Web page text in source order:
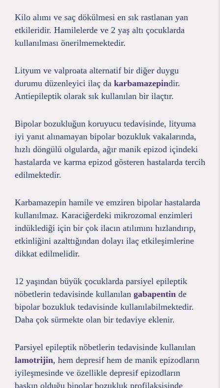
Kilo alımı ve saç dökülmesi en sık rastlanan yan
etkileridir. Hamilelerde ve 2 yaş altı çocuklarda
kullanılması önerilmemektedir.
Lityum ve valproata alternatif bir diğer duygu
durumu düzenleyici ilaç da karbamazepindir.
Antiepileptik olarak sık kullanılan bir ilaçtır.
Bipolar bozukluğun koruyucu tedavisinde, lityuma
iyi yanıt alınamayan bipolar bozukluk vakalarında,
hızlı döngülü olgularda, ağır manik epizod içindeki
hastalarda ve karma epizod gösteren hastalarda tercih
edilmektedir.
Karbamazepin hamile ve emziren bipolar hastalarda
kullanılmaz. Karaciğerdeki mikrozomal enzimleri
indüklediği için bir çok ilacın atılımını hızlandırıp,
etkinliğini azalttığından dolayı ilaç etkileşimlerine
dikkat edilmelidir.
12 yaşından büyük çocuklarda parsiyel epileptik
nöbetlerin tedavisinde kullanılan gabapentin de
bipolar bozukluk tedavisinde kullanılabilmektedir.
Daha çok sürmekte olan bir tedaviye eklenir.
Parsiyel epileptik nöbetlerin tedavisinde kullanılan
lamotrijin, hem depresif hem de manik epizodların
iyileşmesinde ve özellikle depresif epizodların
baskın olduğu bipolar bozukluk profilaksisinde